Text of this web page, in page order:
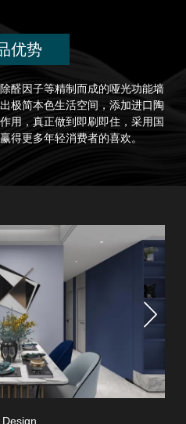
优势
醛因子等精制而成的哑光功能墙
极简本色生活空间，添加进口陶
用，真正做到即刷即住，采用国
得更多年轻消费者的喜欢。